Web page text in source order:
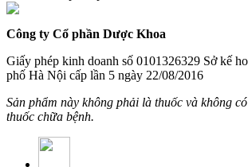
Công ty Cổ phần Dược Khoa
Giấy phép kinh doanh số 0101326329 Sở kế
phố Hà Nội cấp lần 5 ngày 22/08/2016
Sản phẩm này không phải là thuốc và không
thuốc chữa bệnh.